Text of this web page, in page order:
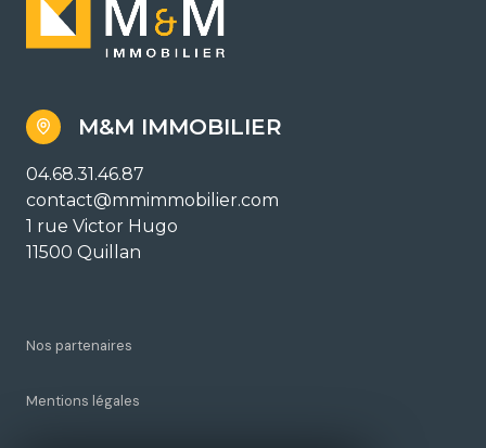
M&M IMMOBILIER
04.68.31.46.87
contact@mmimmobilier.com
1 rue Victor Hugo
11500 Quillan
Nos partenaires
Mentions légales